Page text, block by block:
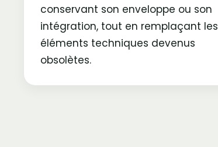
conservant son enveloppe ou son
intégration, tout en remplaçant les
éléments techniques devenus
obsolètes.